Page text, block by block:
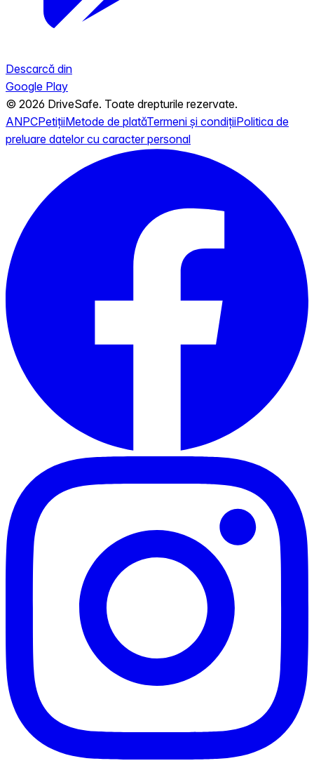
Descarcă din
Google Play
© 2026 DriveSafe. Toate drepturile rezervate.
ANPCPetițiiMetode de platăTermeni și condițiiPolitica de
preluare datelor cu caracter personal